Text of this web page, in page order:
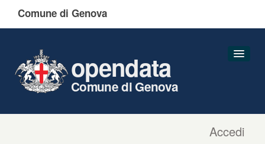
Comune di Genova
Accedi
opendata
Comune di Genova